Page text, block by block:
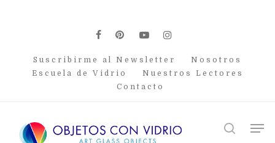
facebook
pinterest
youtubeinstagram
Suscribirme al Newsletter
Nosotros
Escuela de Vidrio
Nuestros Lectores
Contacto
search